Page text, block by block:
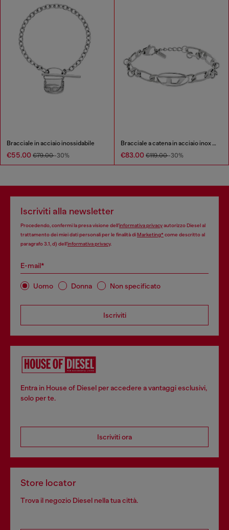
Bracciale in acciaio inossidabile
€55.00 €79.00-30%
Bracciale a catena in acciaio inox e ottone
€83.00 €119.00-30%
Iscriviti alla newsletter
Procedendo, confermi la presa visione dell’informativa privacyautorizzo Diesel al
trattamento dei miei dati personali per le finalità diMarketing*come descritto al
paragrafo 3.1, d) dell’informativa privacy.
E-mail*
Uomo Donna Non specificato
Iscriviti
Entra in House of Diesel per accedere a vantaggi esclusivi,
solo per te.
Iscriviti ora
Store locator
Trova il negozio Diesel nella tua città.